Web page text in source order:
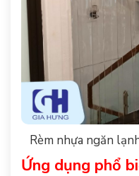
Rèm nhựa ngăn
Ứng dụng phổ